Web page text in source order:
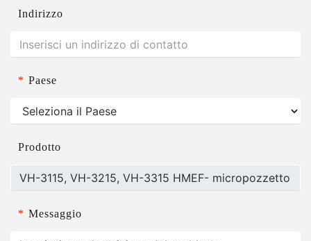
Indirizzo
* Paese
Prodotto
* Messaggio